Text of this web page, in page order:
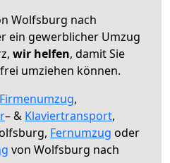
Wolfsburg nach
ein gewerblicher Umzug
wir helfen, damit Sie
umziehen können.
Firmenumzug,
– & Klaviertransport,
Fernumzug oder
von Wolfsburg nach